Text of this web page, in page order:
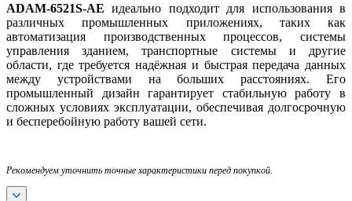
ADAM-6521S-AE идеально подходит для использования в
различных промышленных приложениях, таких как
автоматизация производственных процессов, системы
управления зданием, транспортные системы и другие
области, где требуется надёжная и быстрая передача данных
между устройствами на больших расстояниях. Его
промышленный дизайн гарантирует стабильную работу в
сложных условиях эксплуатации, обеспечивая долгосрочную
и бесперебойную работу вашей сети.
Рекомендуем уточнить точные характеристики перед покупкой.